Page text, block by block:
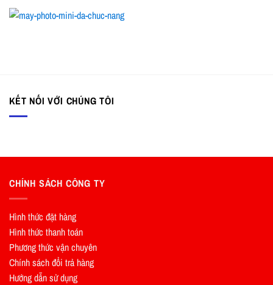
KẾT NỐI VỚI CHÚNG TÔI
CHÍNH SÁCH CÔNG TY
Hình thức đặt hàng
Hình thức thanh toán
Phương thức vận chuyên
Chính sách đổi trả hàng
Hướng dẫn sử dụng